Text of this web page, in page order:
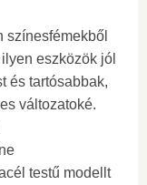
színesfémekből
eszközök jól
és tartósabbak,
változatoké.
testű modellt